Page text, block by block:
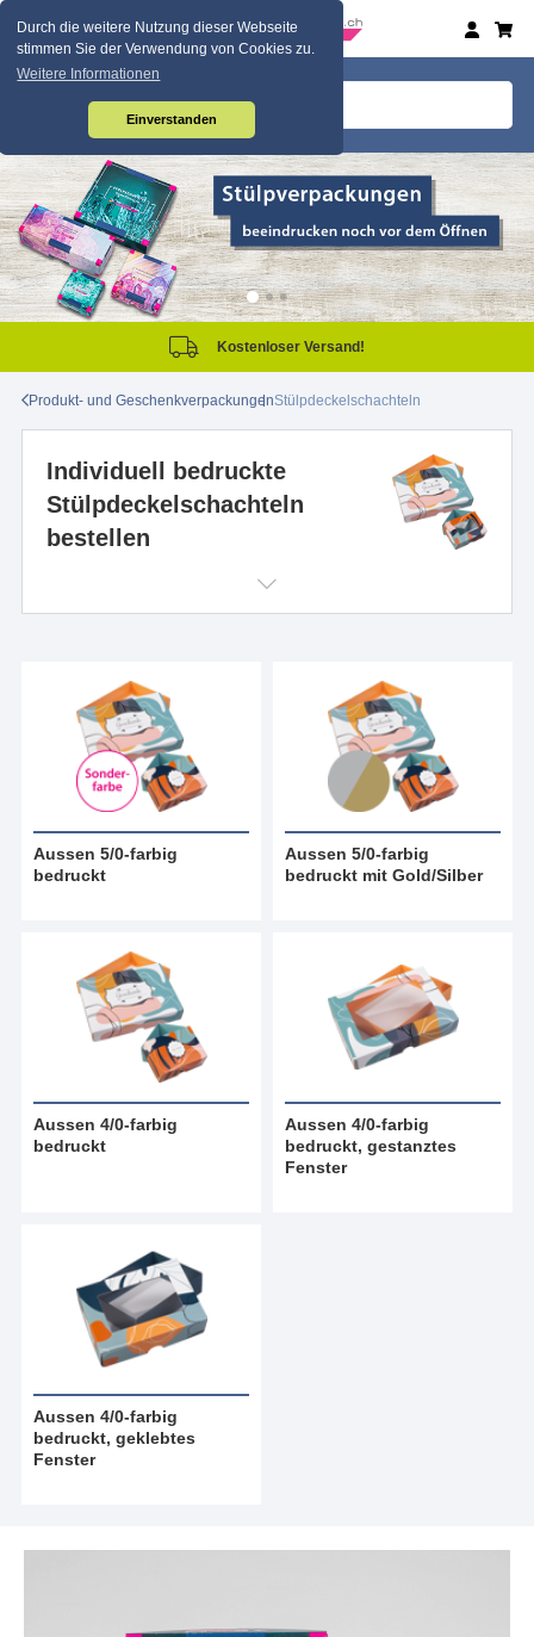
Durch die weitere Nutzung dieser Webseite
stimmen Sie der Verwendung von Cookies zu.
Weitere Informationen
Einverstanden
Kostenloser Versand!
Produkt- und GeschenkverpackungenStülpdeckelschachteln
Individuell bedruckte
Stülpdeckelschachteln
bestellen
Aussen 5/0-farbig
bedruckt
Aussen 5/0-farbig
bedruckt mit Gold/Silber
Aussen 4/0-farbig
bedruckt
Aussen 4/0-farbig
bedruckt, gestanztes
Fenster
Aussen 4/0-farbig
bedruckt, geklebtes
Fenster